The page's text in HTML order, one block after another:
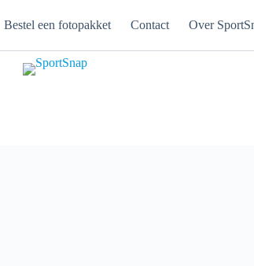
Bestel een fotopakket Contact Over